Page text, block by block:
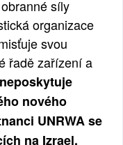
síly
organizace
svou
řadě zařízení a
nového
UNRWA se
na Izrael.